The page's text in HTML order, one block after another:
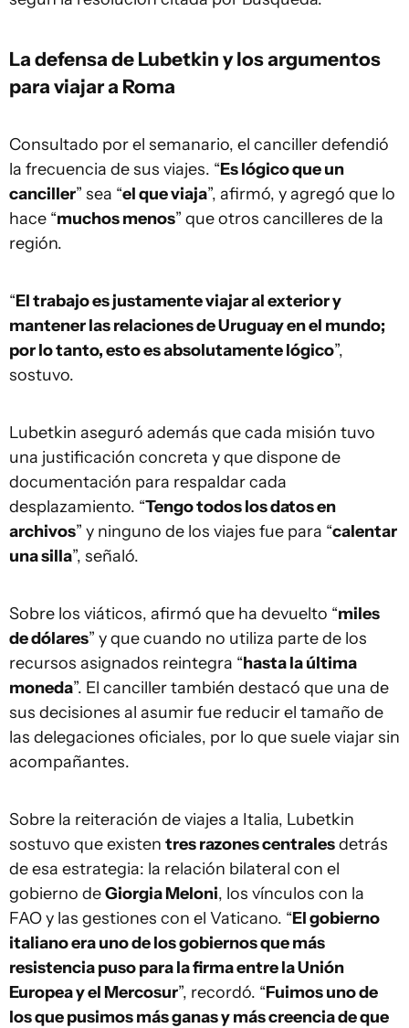
La defensa de Lubetkin y los argumentos
para viajar a Roma
Consultado por el semanario, el canciller defendió
la frecuencia de sus viajes. “Es lógico que un
canciller” sea “el que viaja”, afirmó, y agregó que lo
hace “muchos menos” que otros cancilleres de la
región.
“El trabajo es justamente viajar al exterior y
mantener las relaciones de Uruguay en el mundo;
por lo tanto, esto es absolutamente lógico”,
sostuvo.
Lubetkin aseguró además que cada misión tuvo
una justificación concreta y que dispone de
documentación para respaldar cada
desplazamiento. “Tengo todos los datos en
archivos” y ninguno de los viajes fue para “calentar
una silla”, señaló.
Sobre los viáticos, afirmó que ha devuelto “miles
de dólares” y que cuando no utiliza parte de los
recursos asignados reintegra “hasta la última
moneda”. El canciller también destacó que una de
sus decisiones al asumir fue reducir el tamaño de
las delegaciones oficiales, por lo que suele viajar sin
acompañantes.
Sobre la reiteración de viajes a Italia, Lubetkin
sostuvo que existen tres razones centralesdetrás
de esa estrategia: la relación bilateral con el
gobierno deGiorgia Meloni, los vínculos con la
FAO y las gestiones con el Vaticano. “El gobierno
italiano era uno de los gobiernos que más
resistencia puso para la firma entre la Unión
Europea y el Mercosur”, recordó. “Fuimos uno de
los que pusimos más ganas y más creencia de que